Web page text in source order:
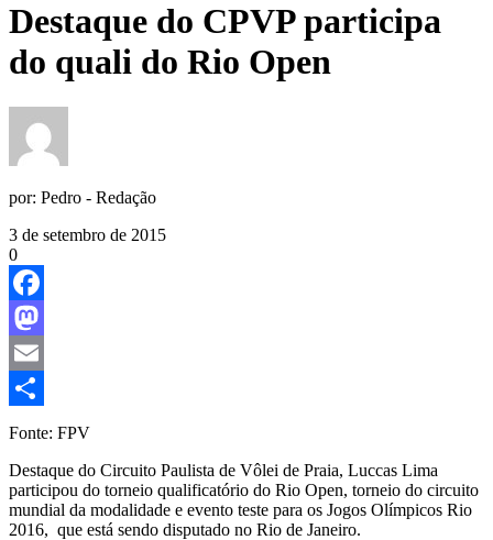
Destaque do CPVP participa
do quali do Rio Open
por: Pedro - Redação
3 de setembro de 2015
0
Facebook
Mastodon
Email
Share
Fonte: FPV
Destaque do Circuito Paulista de Vôlei de Praia, Luccas Lima
participou do torneio qualificatório do Rio Open, torneio do circuito
mundial da modalidade e evento teste para os Jogos Olímpicos Rio
2016, que está sendo disputado no Rio de Janeiro.